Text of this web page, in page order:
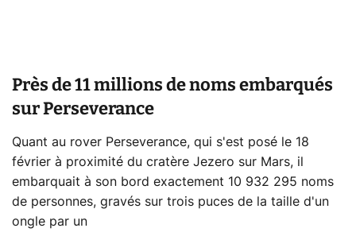
Près de 11 millions de noms embarqués
sur Perseverance
Quant au rover Perseverance, qui s'est posé le 18
février à proximité du cratère Jezero sur Mars, il
embarquait à son bord exactement 10 932 295 noms
de personnes, gravés sur trois puces de la taille d'un
ongle par un